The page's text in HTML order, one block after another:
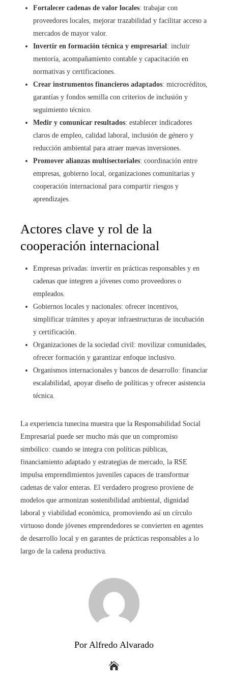
Fortalecer cadenas de valor locales: trabajar con
proveedores locales, mejorar trazabilidad y facilitar acceso a
mercados de mayor valor.
Invertir en formación técnica y empresarial : incluir
mentoría, acompañamiento contable y capacitación en
normativas y certificaciones.
Crear instrumentos financieros adaptados: microcréditos,
garantías y fondos semilla con criterios de inclusión y
seguimiento técnico.
Medir y comunicar resultados: establecer indicadores
claros de empleo, calidad laboral, inclusión de género y
reducción ambiental para atraer nuevas inversiones.
Promover alianzas multisectoriales: coordinación entre
empresas, gobierno local, organizaciones comunitarias y
cooperación internacional para compartir riesgos y
aprendizajes.
Actores clave y rol de la
cooperación internacional
Empresas privadas: invertir en prácticas responsables y en
cadenas que integren a jóvenes como proveedores o
empleados.
Gobiernos locales y nacionales: ofrecer incentivos,
simplificar trámites y apoyar infraestructuras de incubación
y certificación.
Organizaciones de la sociedad civil: movilizar comunidades,
ofrecer formación y garantizar enfoque inclusivo.
Organismos internacionales y bancos de desarrollo: financiar
escalabilidad, apoyar diseño de políticas y ofrecer asistencia
técnica.
La experiencia tunecina muestra que la Responsabilidad Social
Empresarial puede ser mucho más que un compromiso
simbólico: cuando se integra con políticas públicas,
financiamiento adaptado y estrategias de mercado, la RSE
impulsa emprendimientos juveniles capaces de transformar
cadenas de valor enteras. El verdadero progreso proviene de
modelos que armonizan sostenibilidad ambiental, dignidad
laboral y viabilidad económica, promoviendo así un círculo
virtuoso donde jóvenes emprendedores se convierten en agentes
de desarrollo local y en garantes de prácticas responsables a lo
largo de la cadena productiva.
Por Alfredo Alvarado